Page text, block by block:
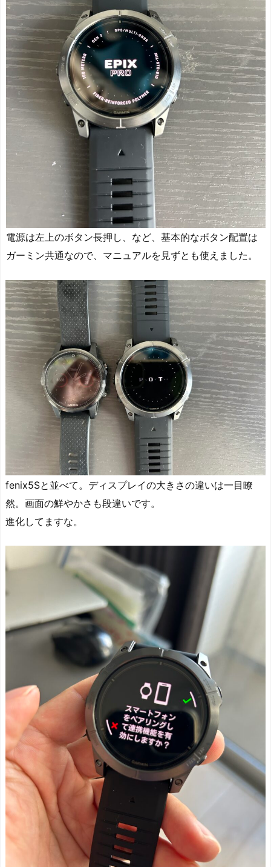
電源は左上のボタン長押し、など、基本的なボタン配置は
ガーミン共通なので、マニュアルを見ずとも使えました。
fenix5Sと並べて。ディスプレイの大きさの違いは一目瞭
然。画面の鮮やかさも段違いです。
進化してますな。